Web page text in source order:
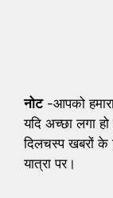
नोट-आपको
यदि अच्छा लगा
दिलचस्प खबरों के
यात्रा पर।